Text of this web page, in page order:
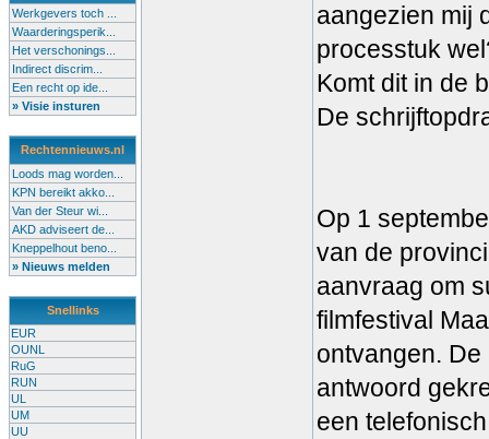
Werkgevers toch ...
Waarderingsperik...
Het verschonings...
Indirect discrim...
Een recht op ide...
» Visie insturen
Rechtennieuws.nl
Loods mag worden...
KPN bereikt akko...
Van der Steur wi...
AKD adviseert de...
Kneppelhout beno...
» Nieuws melden
Snellinks
EUR
OUNL
RuG
RUN
UL
UM
UU
aangezien mij
processtuk
Komt dit in de
De
Op 1
van de
aanvraag om
filmfestival
ontvangen.
antwoord
een